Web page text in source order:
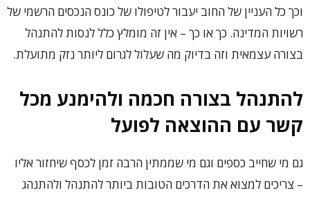
וכך כל העניין של החוב יעבור לטיפולו של כונס הנכסים הרשמי של
רשויות המדינה. כך או כך – אין זה מומלץ כלל לנסות להתנהל
בצורה עצמאית וזה בדיוק מה שעלול לגרום ליותר נזק מתועלת.
להתנהל בצורה חכמה ולהימנע מכל
קשר עם ההוצאה לפועל
גם מי שחייב כספים וגם מי שממתין הרבה זמן לכסף שיחזור אליו
– צריכים למצוא את הדרכים הטובות ביותר להתנהל ולהתנהג